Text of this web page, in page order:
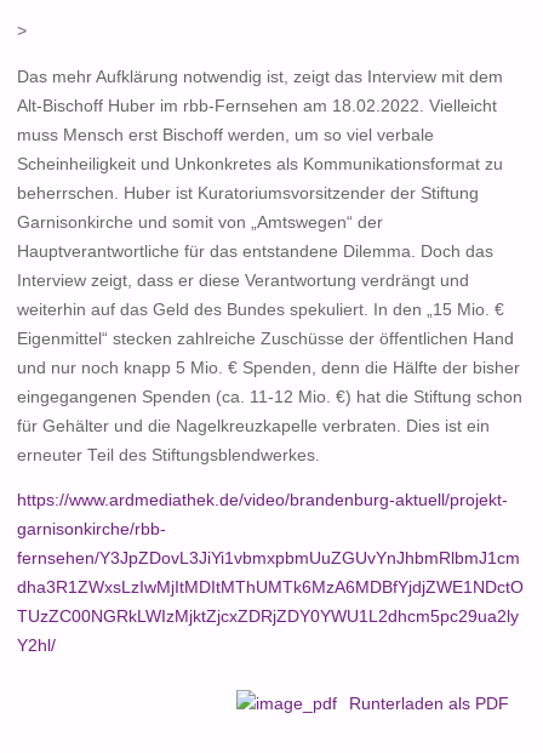
>
Das mehr Aufklärung notwendig ist, zeigt das Interview mit dem
Alt-Bischoff Huber im rbb-Fernsehen am 18.02.2022. Vielleicht
muss Mensch erst Bischoff werden, um so viel verbale
Scheinheiligkeit und Unkonkretes als Kommunikationsformat zu
beherrschen. Huber ist Kuratoriumsvorsitzender der Stiftung
Garnisonkirche und somit von „Amtswegen“ der
Hauptverantwortliche für das entstandene Dilemma. Doch das
Interview zeigt, dass er diese Verantwortung verdrängt und
weiterhin auf das Geld des Bundes spekuliert. In den „15 Mio. €
Eigenmittel“ stecken zahlreiche Zuschüsse der öffentlichen Hand
und nur noch knapp 5 Mio. € Spenden, denn die Hälfte der bisher
eingegangenen Spenden (ca. 11-12 Mio. €) hat die Stiftung schon
für Gehälter und die Nagelkreuzkapelle verbraten. Dies ist ein
erneuter Teil des Stiftungsblendwerkes.
https://www.ardmediathek.de/video/brandenburg-aktuell/projekt-
garnisonkirche/rbb-
fernsehen/Y3JpZDovL3JiYi1vbmxpbmUuZGUvYnJhbmRlbmJ1cm
dha3R1ZWxsLzIwMjItMDItMThUMTk6MzA6MDBfYjdjZWE1NDctO
TUzZC00NGRkLWIzMjktZjcxZDRjZDY0YWU1L2dhcm5pc29ua2ly
Y2hl/
Runterladen als PDF